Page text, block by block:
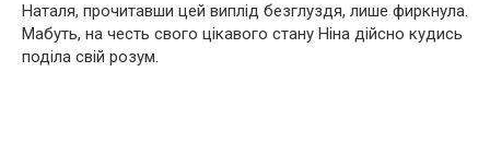
Наталя, прочитавши цей виплід безглуздя, лише фиркнула.
Мабуть, на честь свого цікавого стану Ніна дійсно кудись
поділа свій розум.